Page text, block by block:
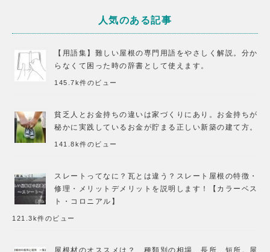
人気のある記事
【用語集】難しい屋根の専門用語をやさしく解説。分か
らなくて困った時の辞書として使えます。
145.7k件のビュー
貧乏人とお金持ちの違いは家づくりにあり。お金持ちが
秘かに実践しているお金が貯まる正しい新築の建て方。
141.8k件のビュー
スレートってなに？瓦とは違う？スレート屋根の特徴・
修理・メリットデメリットを説明します！【カラーベス
ト・コロニアル】
121.3k件のビュー
屋根材のオススメは？ 種類別の相場、長所、短所。屋